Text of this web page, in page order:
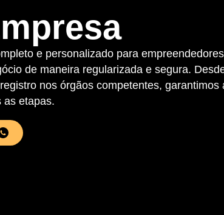
e personalizado para
de maneira regularizada e segura.
nos órgãos competentes, garantimos
as etapas.